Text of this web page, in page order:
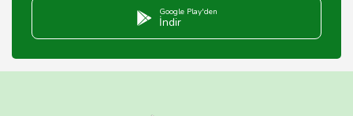
Google Play'den
İndir